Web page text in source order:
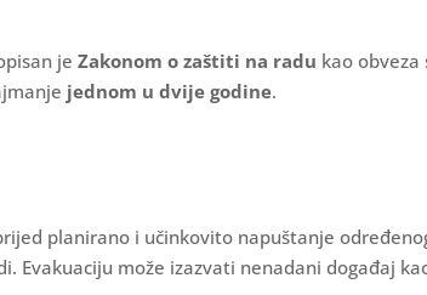
jeZakonom o zaštiti na radu kao obveza
jednom u dvije godine.
planirano i učinkovito napuštanje
Evakuaciju može izazvati nenadani događaj